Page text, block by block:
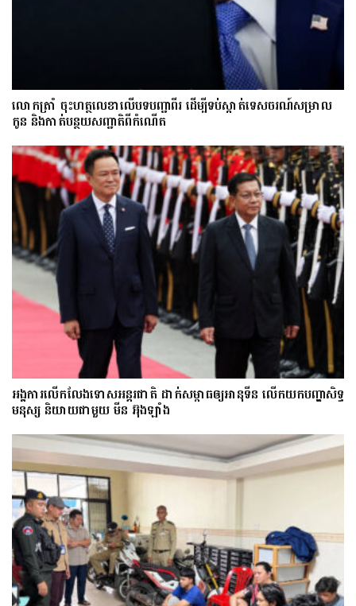
លោក​ត្រាំ ចុះហត្ថលេខាលើបទបញ្ជាពីរ ដើម្បីទប់ស្កាត់ទេស​ចរណ៍សម្រាល
កូន និងកាត់បន្ថយសញ្ជាតិពីកំណើត
អង្គការលើកលែងទោសអន្តរជាតិ ដាក់សម្ពាធឲ្យអានុទីន លើកយកបញ្ហាសិទ្ធ
មនុស្ស និយាយជាមួយ មីន អ៊ុងឡាំង